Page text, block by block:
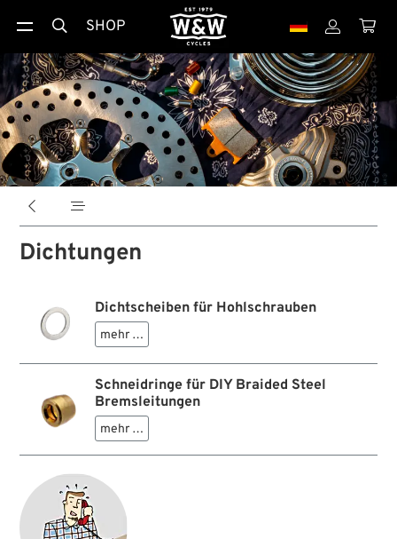
 SHOP  
 
Dichtungen
Dichtscheiben für Hohlschrauben
mehr …
Schneidringe für DIY Braided Steel
Bremsleitungen
mehr …